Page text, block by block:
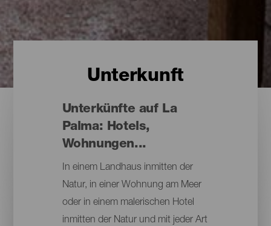
Unterkunft
Unterkünfte auf La
Palma: Hotels,
Wohnungen...
In einem Landhaus inmitten der
Natur, in einer Wohnung am Meer
oder in einem malerischen Hotel
inmitten der Natur und mit jeder Art